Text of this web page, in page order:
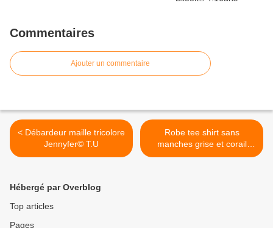
Commentaires
Ajouter un commentaire
< Débardeur maille tricolore
Jennyfer© T.U
Robe tee shirt sans
manches grise et corail
Creeks© T.M >
Hébergé par Overblog
Top articles
Pages